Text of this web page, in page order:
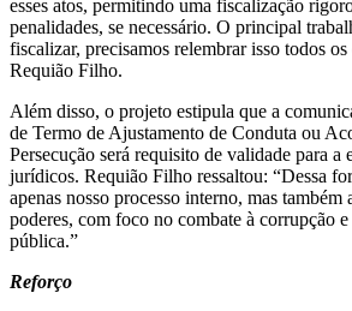
esses atos, permitindo uma fiscalização
penalidades, se necessário. O principal
fiscalizar, precisamos relembrar isso todos
Requião Filho.
Além disso, o projeto estipula que a
de Termo de Ajustamento de Conduta ou
Persecução será requisito de validade para a
jurídicos. Requião Filho ressaltou: “Dessa
apenas nosso processo interno, mas também
poderes, com foco no combate à corrupção e
pública.”
Reforço